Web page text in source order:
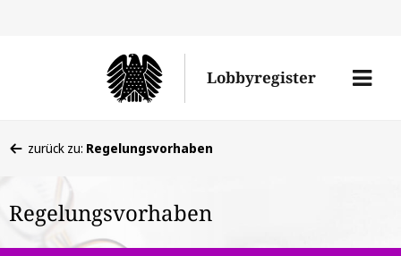
Lobbyregister
Menü
befinden
hier:
zurück zu: Regelungsvorhaben
Regelungsvorhaben